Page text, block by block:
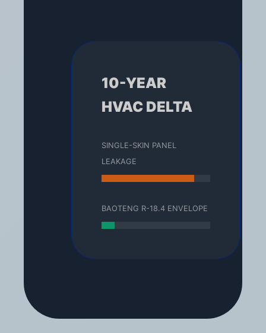
10-YEAR
HVAC DELTA
SINGLE-SKIN PANEL
LEAKAGE
BAOTENG R-18.4 ENVELOPE